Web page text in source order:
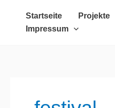
springen
Startseite Projekte
Impressum